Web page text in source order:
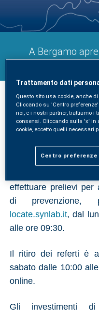
A Bergamo
SYNLAB apre un
in via Maj n° 26,
Presso il nuovo
il Sistema Sanitario
effettuare prelievi per
di prevenzione,
locate.synlab.it, dal
alle ore 09:30.
Il ritiro dei referti è
sabato dalle 10:00
online.
Gli investimenti
Trattamento dati
Questo sito usa cookie, anche
Cliccando su 'Centro
noi, e i nostri partner, trattiamo i
consensi. Cliccando sulla 'x' in
cookie, eccetto quelli necessari
Centro preferenze